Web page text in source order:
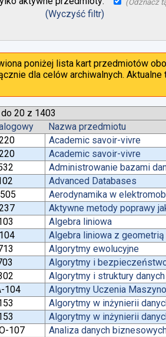
(Odznacz
(Wyczyść filtr)
poniżej lista kart przedmiotów
dla celów archiwalnych.
20 z 1403
Nazwa przedmiotu
Academic savoir-vivre
Academic savoir-vivre
Administrowanie bazami
Advanced Databases
Aerodynamika w
Aktywne metody poprawy
Algebra liniowa
Algebra liniowa z geometrią
Algorytmy ewolucyjne
Algorytmy i
Algorytmy i struktury danych
104
Algorytmy Uczenia
Algorytmy w inżynierii
Algorytmy w inżynierii
107
Analiza danych